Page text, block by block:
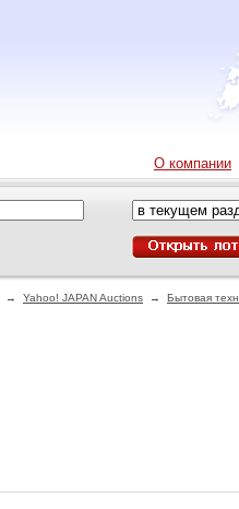
О компании
→ Yahoo! JAPAN Auctions → Бытовая